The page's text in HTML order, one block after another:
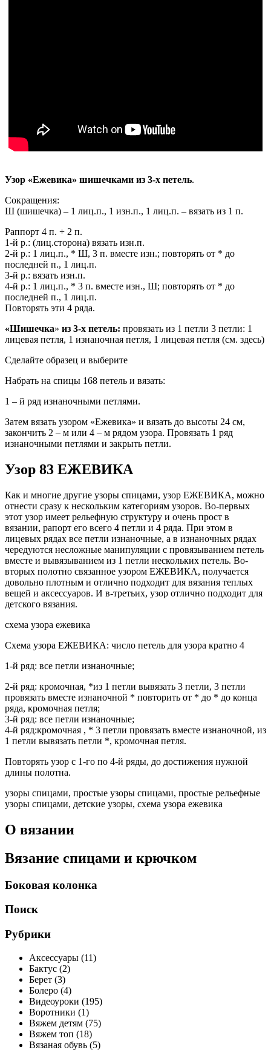
Узор «Ежевика» шишечками из 3-х петель.
Сокращения:
Ш (шишечка) – 1 лиц.п., 1 изн.п., 1 лиц.п. – вязать из 1 п.
Раппорт 4 п. + 2 п.
1-й р.: (лиц.сторона) вязать изн.п.
2-й р.: 1 лиц.п., * Ш, 3 п. вместе изн.; повторять от * до
последней п., 1 лиц.п.
3-й р.: вязать изн.п.
4-й р.: 1 лиц.п., * 3 п. вместе изн., Ш; повторять от * до
последней п., 1 лиц.п.
Повторять эти 4 ряда.
«Шишечка» из 3-х петель: провязать из 1 петли 3 петли: 1
лицевая петля, 1 изнаночная петля, 1 лицевая петля (см. здесь)
Сделайте образец и выберите
Набрать на спицы 168 петель и вязать:
1 – й ряд изнаночными петлями.
Затем вязать узором «Ежевика» и вязать до высоты 24 см,
закончить 2 – м или 4 – м рядом узора. Провязать 1 ряд
изнаночными петлями и закрыть петли.
Узор 83 ЕЖЕВИКА
Как и многие другие узоры спицами, узор ЕЖЕВИКА, можно
отнести сразу к нескольким категориям узоров. Во-первых
этот узор имеет рельефную структуру и очень прост в
вязании, рапорт его всего 4 петли и 4 ряда. При этом в
лицевых рядах все петли изнаночные, а в изнаночных рядах
чередуются несложные манипуляции с провязыванием петель
вместе и вывязыванием из 1 петли нескольких петель. Во-
вторых полотно связанное узором ЕЖЕВИКА, получается
довольно плотным и отлично подходит для вязания теплых
вещей и аксессуаров. И в-третьих, узор отлично подходит для
детского вязания.
схема узора ежевика
Схема узора ЕЖЕВИКА: число петель для узора кратно 4
1-й ряд: все петли изнаночные;
2-й ряд: кромочная, *из 1 петли вывязать 3 петли, 3 петли
провязать вместе изнаночной * повторить от * до * до конца
ряда, кромочная петля;
3-й ряд: все петли изнаночные;
4-й ряд:кромочная , * 3 петли провязать вместе изнаночной, из
1 петли вывязать петли *, кромочная петля.
Повторять узор с 1-го по 4-й ряды, до достижения нужной
длины полотна.
узоры спицами, простые узоры спицами, простые рельефные
узоры спицами, детские узоры, схема узора ежевика
О вязании
Вязание спицами и крючком
Боковая колонка
Поиск
Рубрики
Аксессуары (11)
Бактус (2)
Берет (3)
Болеро (4)
Видеоуроки (195)
Воротники (1)
Вяжем детям (75)
Вяжем топ (18)
Вязаная обувь (5)